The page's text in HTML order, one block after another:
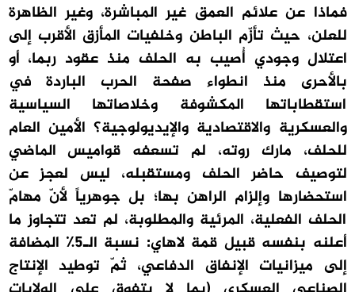
فماذا عن علائم العمق غير المباشرة، وغير الظاهرة
للعلن، حيث تأزّم الباطن وخلفيات المأزق الأقرب إلى
اعتلال وجودي أُصيب به الحلف منذ عقود ربما، أو
بالأحرى منذ انطواء صفحة الحرب الباردة في
استقطاباتها المكشوفة وخلاصاتها السياسية
والعسكرية والاقتصادية والإيديولوجية؟ الأمين العام
للحلف، مارك روته، لم تسعفه قواميس الماضي
لتوصيف حاضر الحلف ومستقبله، ليس لعجز عن
استحضارها وإلزام الراهن بها؛ بل جوهرياً لأنّ مهامّ
الحلف الفعلية، المرئية والمطلوبة، لم تعد تتجاوز ما
أعلنه بنفسه قبيل قمة لاهاي: نسبة الـ5٪ المضافة
إلى ميزانيات الإنفاق الدفاعي، ثمّ توطيد الإنتاج